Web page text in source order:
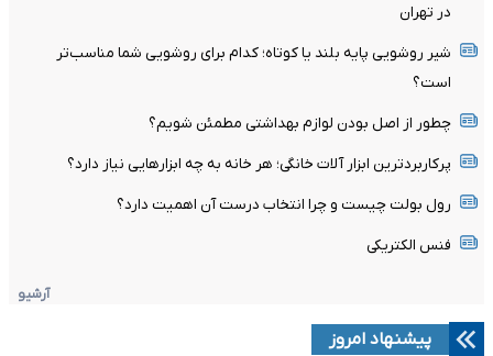
در تهران
شیر روشویی پایه بلند یا کوتاه؛ کدام برای روشویی شما مناسب‌تر
است؟
چطور از اصل بودن لوازم بهداشتی مطمئن شویم؟
پرکاربردترین ابزار آلات خانگی؛ هر خانه به چه ابزارهایی نیاز دارد؟
رول بولت چیست و چرا انتخاب درست آن اهمیت دارد؟
فنس الکتریکی
آرشیو
پیشنهاد امروز